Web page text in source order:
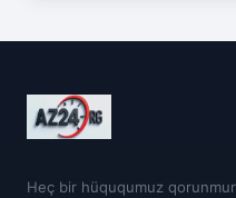
Heç bir hüququmuz